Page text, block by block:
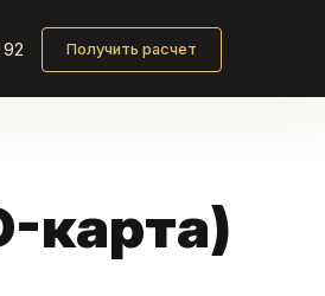
Получить расчет
карта)